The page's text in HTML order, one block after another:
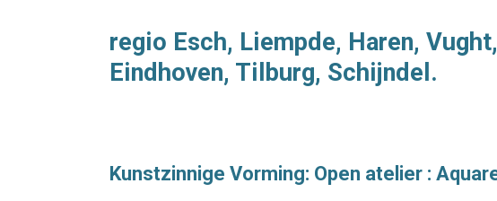
regio Esch, Liempde, Haren,
Eindhoven, Tilburg, Schijndel.
Kunstzinnige Vorming: Open atelier :